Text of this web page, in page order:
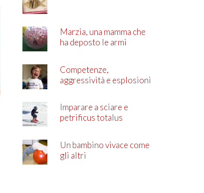
Marzia, una mamma che
ha deposto le armi
Competenze,
aggressività e esplosioni
Imparare a sciare e
petrificus totalus
Un bambino vivace come
gli altri